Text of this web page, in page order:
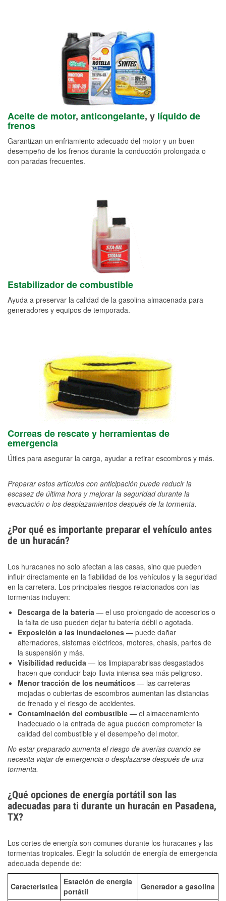
Aceite de motor, anticongelante, y líquido de
frenos
Garantizan un enfriamiento adecuado del motor y un buen
desempeño de los frenos durante la conducción prolongada o
con paradas frecuentes.
Estabilizador de combustible
Ayuda a preservar la calidad de la gasolina almacenada para
generadores y equipos de temporada.
Correas de rescate y herramientas de
emergencia
Útiles para asegurar la carga, ayudar a retirar escombros y más.
Preparar estos artículos con anticipación puede reducir la
escasez de última hora y mejorar la seguridad durante la
evacuación o los desplazamientos después de la tormenta.
¿Por qué es importante preparar el vehículo antes
de un huracán?
Los huracanes no solo afectan a las casas, sino que pueden
influir directamente en la fiabilidad de los vehículos y la seguridad
en la carretera. Los principales riesgos relacionados con las
tormentas incluyen:
Descarga de la batería — el uso prolongado de accesorios o
la falta de uso pueden dejar tu batería débil o agotada.
Exposición a las inundaciones — puede dañar
alternadores, sistemas eléctricos, motores, chasis, partes de
la suspensión y más.
Visibilidad reducida — los limpiaparabrisas desgastados
hacen que conducir bajo lluvia intensa sea más peligroso.
Menor tracción de los neumáticos — las carreteras
mojadas o cubiertas de escombros aumentan las distancias
de frenado y el riesgo de accidentes.
Contaminación del combustible — el almacenamiento
inadecuado o la entrada de agua pueden comprometer la
calidad del combustible y el desempeño del motor.
No estar preparado aumenta el riesgo de averías cuando se
necesita viajar de emergencia o desplazarse después de una
tormenta.
¿Qué opciones de energía portátil son las
adecuadas para ti durante un huracán en Pasadena,
TX?
Los cortes de energía son comunes durante los huracanes y las
tormentas tropicales. Elegir la solución de energía de emergencia
adecuada depende de:
Característica
Estación de energía
portátil
Generador a gasolina